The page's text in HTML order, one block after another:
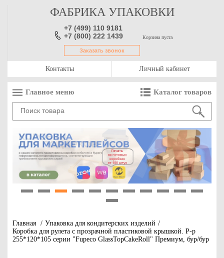
ФАБРИКА УПАКОВКИ
+7 (499) 110 9181
+7 (800) 222 1439
Заказать звонок
Корзина пуста
Контакты Личный кабинет
Главное меню Каталог товаров
Главная / Упаковка для кондитерских изделий /
Коробка для рулета с прозрачной пластиковой крышкой. Р-р
255*120*105 серии "Fupeco GlassTopCakeRoll" Премиум, бур/бур